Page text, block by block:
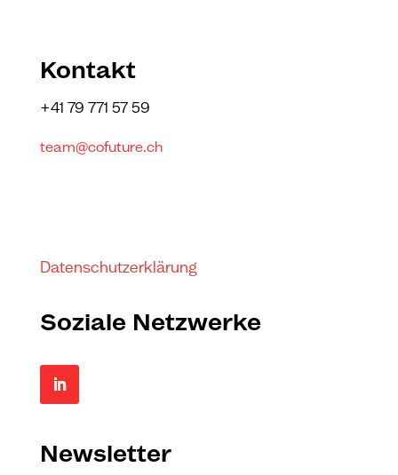
Kontakt
+41 79 771 57 59
team@cofuture.ch
Datenschutzerklärung
Soziale Netzwerke
Newsletter